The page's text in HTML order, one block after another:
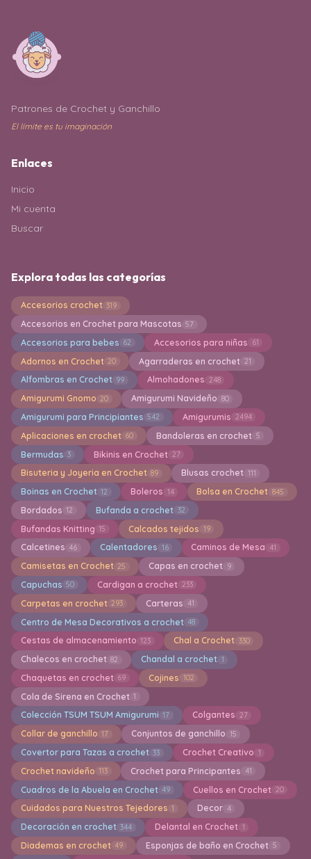
Patrones de Crochet y Ganchillo
El límite es tu imaginación
Enlaces
Inicio
Mi cuenta
Buscar
Explora todas las categorías
Accesorios crochet 319
Accesorios en Crochet para Mascotas 57
Accesorios para bebes 62 Accesorios para niñas 61
Adornos en Crochet 20 Agarraderas en crochet 21
Alfombras en Crochet 99 Almohadones 248
Amigurumi Gnomo 20 Amigurumi Navideño 80
Amigurumi para Principiantes 542 Amigurumis 2494
Aplicaciones en crochet 60 Bandoleras en crochet 5
Bermudas 3 Bikinis en Crochet 27
Bisuteria y Joyeria en Crochet 89 Blusas crochet 111
Boinas en Crochet 12 Boleros 14 Bolsa en Crochet 845
Bordados 12 Bufanda a crochet 32
Bufandas Knitting 15 Calcados tejidos 19
Calcetines 46 Calentadores 16 Caminos de Mesa 41
Camisetas en Crochet 25 Capas en crochet 9
Capuchas 50 Cardigan a crochet 233
Carpetas en crochet 293 Carteras 41
Centro de Mesa Decorativos a crochet 48
Cestas de almacenamiento 123 Chal a Crochet 330
Chalecos en crochet 82 Chandal a crochet 1
Chaquetas en crochet 69 Cojines 102
Cola de Sirena en Crochet 1
Colección TSUM TSUM Amigurumi 17 Colgantes 27
Collar de ganchillo 17 Conjuntos de ganchillo 15
Covertor para Tazas a crochet 33 Crochet Creativo 1
Crochet navideño 113 Crochet para Principantes 41
Cuadros de la Abuela en Crochet 49 Cuellos en Crochet 20
Cuidados para Nuestros Tejedores 1 Decor 4
Decoración en crochet 344 Delantal en Crochet 1
Diademas en crochet 49 Esponjas de baño en Crochet 5